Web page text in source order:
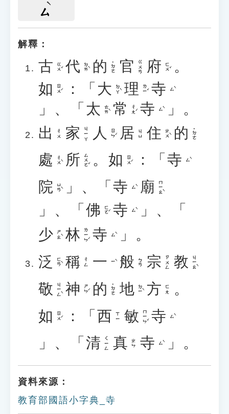
ㄙ
解釋：
古 ㄍㄨˇ 代 ㄉㄞˋ 的 ˙ㄉㄜ 官 ㄍㄨㄢ 府 ㄈㄨˇ 。
如 ㄖㄨˊ ：「 大 ㄉㄚˋ 理 ㄌㄧˇ 寺 ㄙˋ
」、「 太 ㄊㄞˋ 常 ㄔㄤˊ 寺 ㄙˋ
」。
出
ㄔㄨ 家 ㄐㄧㄚ 人 ㄖㄣˊ 居 ㄐㄩ 住 ㄓㄨˋ 的 ˙ㄉㄜ
處 ㄔㄨˋ 所 ㄙㄨㄛˇ 。 如 ㄖㄨˊ ：「 寺 ㄙˋ
院 ㄩㄢˋ 」、「 寺 ㄙˋ 廟 ㄇㄧㄠˋ
」、「 佛 ㄈㄛˊ 寺 ㄙˋ
」、「
少 ㄕㄠˋ 林 ㄌㄧㄣˊ 寺 ㄙˋ
」。
泛 ㄈㄢˋ 稱 ㄔㄥ 一 ㄧˋ 般 ㄅㄢ 宗 ㄗㄨㄥ 教 ㄐㄧㄠˋ
敬 ㄐㄧㄥˋ 神 ㄕㄣˊ 的 ˙ㄉㄜ 地 ㄉㄧˋ 方 ㄈㄤ
。
如 ㄖㄨˊ ：「 西 ㄒㄧ 敏 ㄇㄧㄣˇ 寺 ㄙˋ
」、「 清 ㄑㄧㄥ 真 ㄓㄣ 寺 ㄙˋ 」。
資料來源：
教育部國語小字典_寺